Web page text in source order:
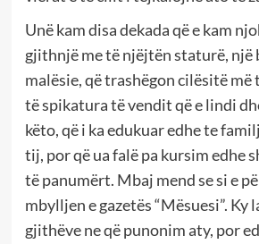
Unë kam disa dekada që e kam
gjithnjë me të njëjtën staturë, një
malësie, që trashëgon cilësitë më
të spikatura të vendit që e lindi
këto, që i ka edukuar edhe te
tij, por që ua falë pa kursim edhe
të panumërt. Mbaj mend se si e
mbylljen e gazetës “Mësuesi”.
gjithëve ne që punonim aty, por